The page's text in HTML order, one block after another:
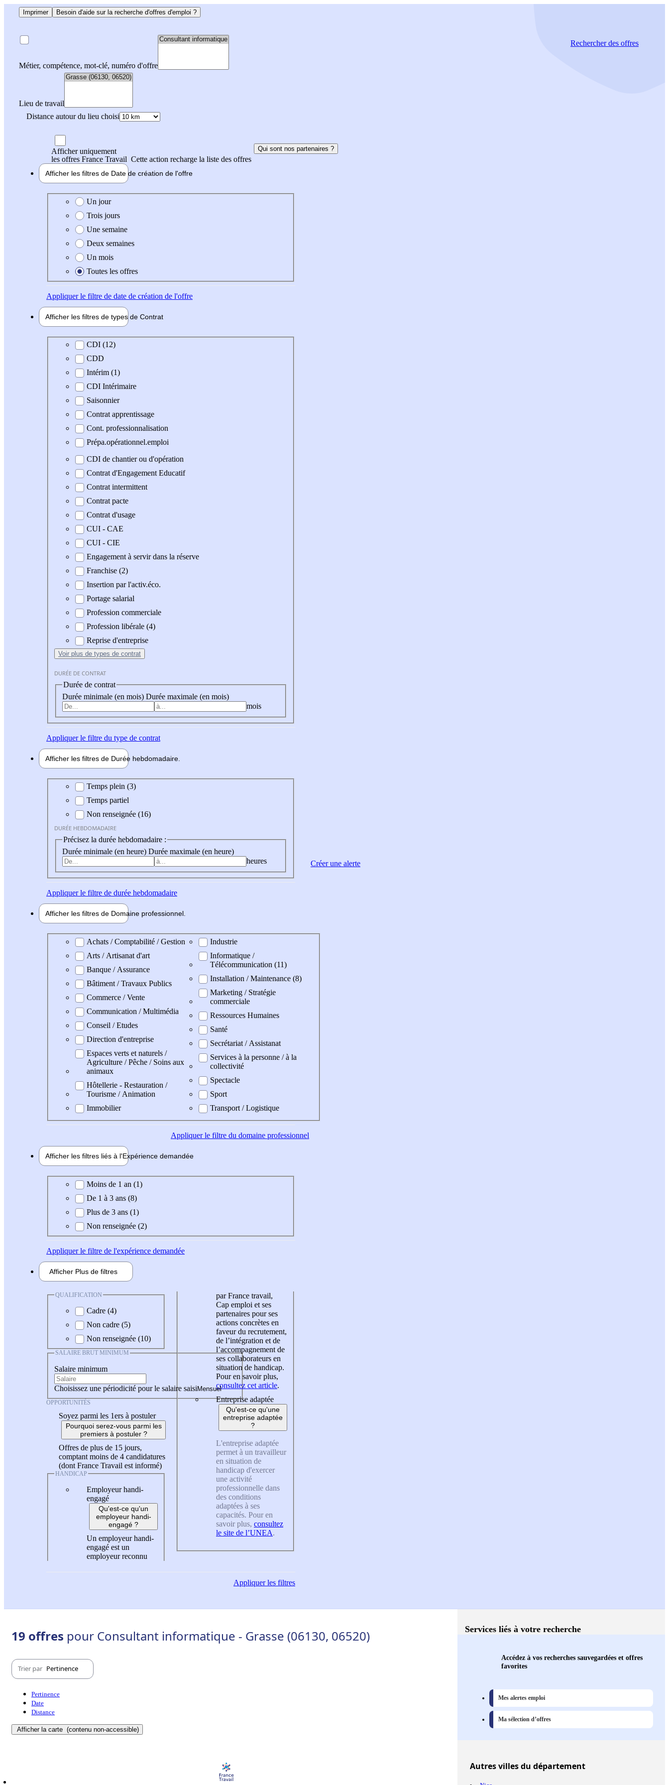
Imprimer Besoin d'aide sur la recherche d'offres d'emploi ?
Métier, compétence, mot-clé, numéro d'offre
Lieu de travail
Distance autour du lieu choisi
Rechercherdes offres
Afficher uniquement
les offres France Travail Cette action recharge la liste des offres
Qui sont nos partenaires ?
Afficher les filtres de Date de création de l'offre
Date de création de l'offre
Un jour
Trois jours
Une semaine
Deux semaines
Un mois
Toutes les offres
Appliquerle filtre de date de création de l'offre
Afficher les filtres de types de Contrat
Type de contratCDI (12)
CDD
Intérim (1)
CDI Intérimaire
Saisonnier
Contrat apprentissage
Cont. professionnalisation
Prépa.opérationnel.emploi
CDI de chantier ou d'opération
Contrat d'Engagement Educatif
Contrat intermittent
Contrat pacte
Contrat d'usage
CUI - CAE
CUI - CIE
Engagement à servir dans la réserve
Franchise (2)
Insertion par l'activ.éco.
Portage salarial
Profession commerciale
Profession libérale (4)
Reprise d'entreprise
Voir plus de types de contrat
DURÉE DE CONTRAT
Durée de contrat
Durée minimale (en mois) Durée maximale (en mois)
mois
Appliquerle filtre du type de contrat
Afficher les filtres de Durée hebdomadaire
Durée hebdomadaire
Temps plein (3)
Temps partiel
Non renseignée (16)
DURÉE HEBDOMADAIRE
Précisez la durée hebdomadaire :
Durée minimale (en heure) Durée maximale (en heure)
heures
Appliquerle filtre de durée hebdomadaire
Afficher les filtres de Domaine professionnel
Domaine professionel
Achats / Comptabilité / Gestion
Arts / Artisanat d'art
Banque / Assurance
Bâtiment / Travaux Publics
Commerce / Vente
Communication / Multimédia
Conseil / Etudes
Direction d'entreprise
Espaces verts et naturels /
Agriculture / Pêche / Soins aux
animaux
Hôtellerie - Restauration /
Tourisme / Animation
Immobilier
Industrie
Informatique /
Télécommunication (11)
Installation / Maintenance (8)
Marketing / Stratégie
commerciale
Ressources Humaines
Santé
Secrétariat / Assistanat
Services à la personne / à la
collectivité
Spectacle
Sport
Transport / Logistique
Appliquerle filtre du domaine professionnel
Afficher les filtres liés à l'Expérience demandée
Expérience demandée
Moins de 1 an (1)
De 1 à 3 ans (8)
Plus de 3 ans (1)
Non renseignée (2)
Appliquerle filtre de l'expérience demandée
Afficher Plus de filtres
QUALIFICATION
Cadre (4)
Non cadre (5)
Non renseignée (10)
SALAIRE BRUT MINIMUM
Salaire minimum
Choisissez une périodicité pour le salaire saisi
OPPORTUNITÉS
Soyez parmi les 1ers à postuler
Pourquoi serez-vous parmi les
premiers à postuler ?
Offres de plus de 15 jours,
comptant moins de 4 candidatures
(dont France Travail est informé)
HANDICAP
Employeur handi-
engagé
Qu'est-ce qu'un
employeur handi-
engagé ?
Un employeur handi-
engagé est un
employeur reconnu
par France travail,
Cap emploi et ses
partenaires pour ses
actions concrètes en
faveur du recrutement,
de l’intégration et de
l’accompagnement de
ses collaborateurs en
situation de handicap.
Pour en savoir plus,
consultez cet article.
Entreprise adaptée
Qu'est-ce qu'une
entreprise adaptée
?
L'entreprise adaptée
permet à un travailleur
en situation de
handicap d'exercer
une activité
professionnelle dans
des conditions
adaptées à ses
capacités. Pour en
savoir plus, consultez
le site de l’UNEA.
Appliquerles filtres
Créer une alerte
19 offres pour Consultant informatique - Grasse (06130, 06520)
Trier par Pertinence
Pertinence
Date
Distance
Afficher la carte (contenu non-accessible)
Services liés à votre recherche
Accédez à vos recherches sauvegardées et offres
favorites
Mes alertes emploi
Ma sélection d’offres
Autresvillesdu département